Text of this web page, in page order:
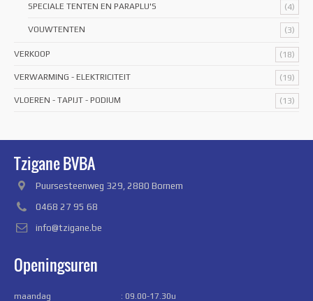
SPECIALE TENTEN EN PARAPLU'S (4)
VOUWTENTEN (3)
VERKOOP (18)
VERWARMING - ELEKTRICITEIT (19)
VLOEREN - TAPIJT - PODIUM (13)
Tzigane BVBA
Puursesteenweg 329, 2880 Bornem
0468 27 95 68
info@tzigane.be
Openingsuren
maandag : 09.00-17.30u